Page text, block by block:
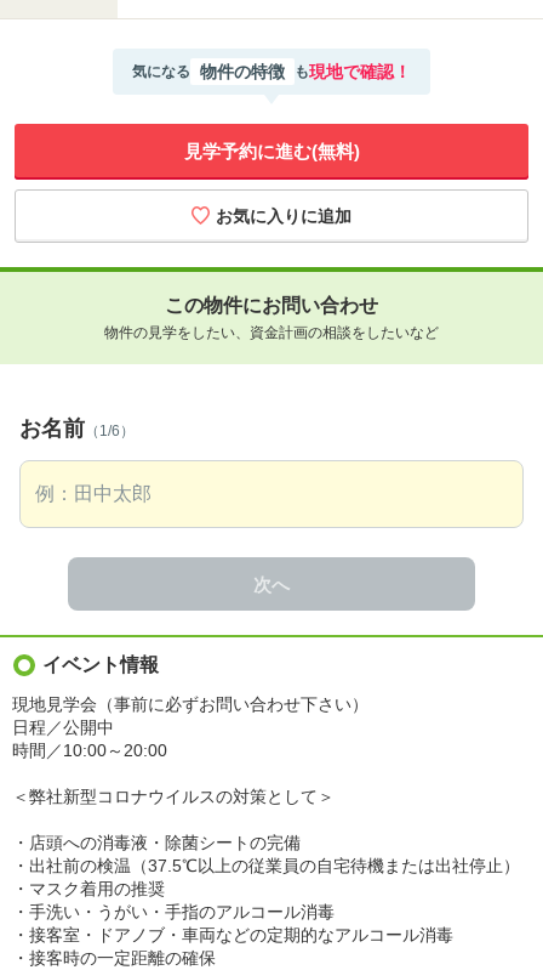
気になる 物件の特徴 も現地で確認！
見学予約に進む(無料)
この物件にお問い合わせ
物件の見学をしたい、資金計画の相談をしたいなど
お名前 （1/6）
次へ
イベント情報
現地見学会（事前に必ずお問い合わせ下さい）
日程／公開中
時間／10:00～20:00
＜弊社新型コロナウイルスの対策として＞
・店頭への消毒液・除菌シートの完備
・出社前の検温（37.5℃以上の従業員の自宅待機または出社停止）
・マスク着用の推奨
・手洗い・うがい・手指のアルコール消毒
・接客室・ドアノブ・車両などの定期的なアルコール消毒
・接客時の一定距離の確保